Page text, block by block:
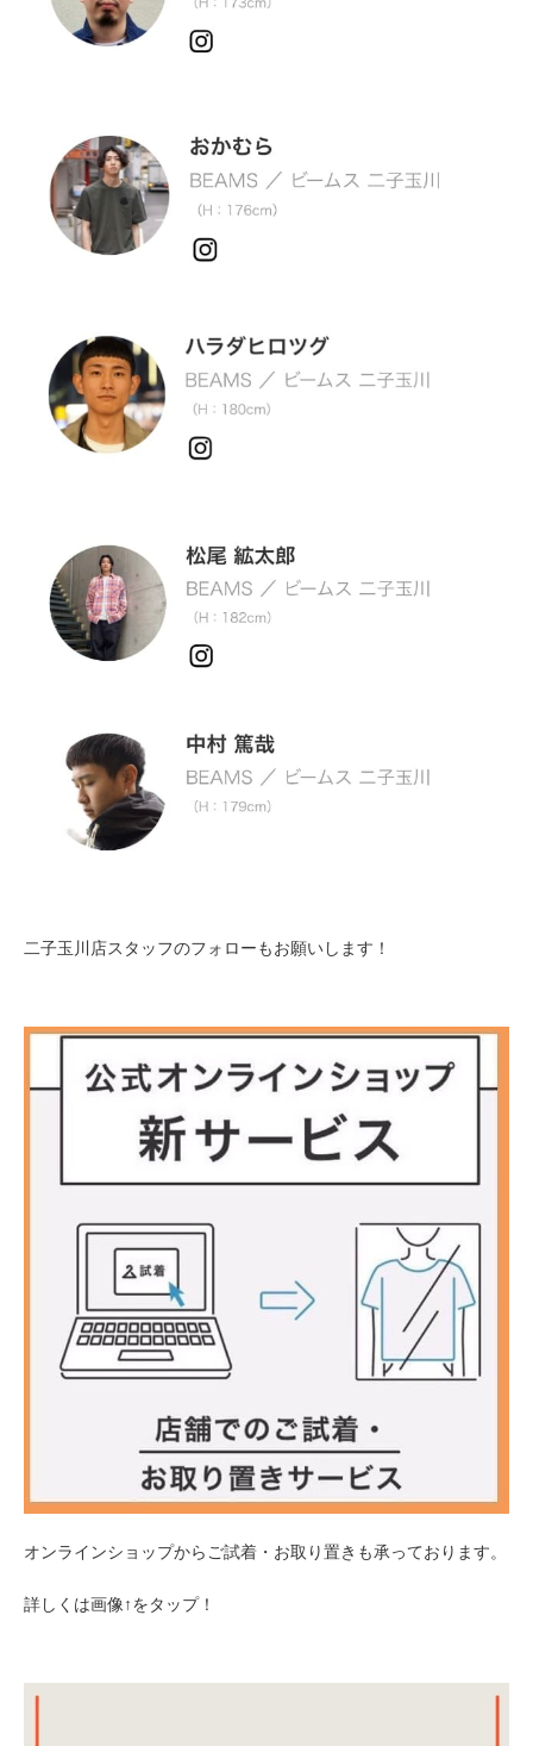
二子玉川店スタッフのフォローもお願いします！
オンラインショップからご試着・お取り置きも承っております。
詳しくは画像↑をタップ！